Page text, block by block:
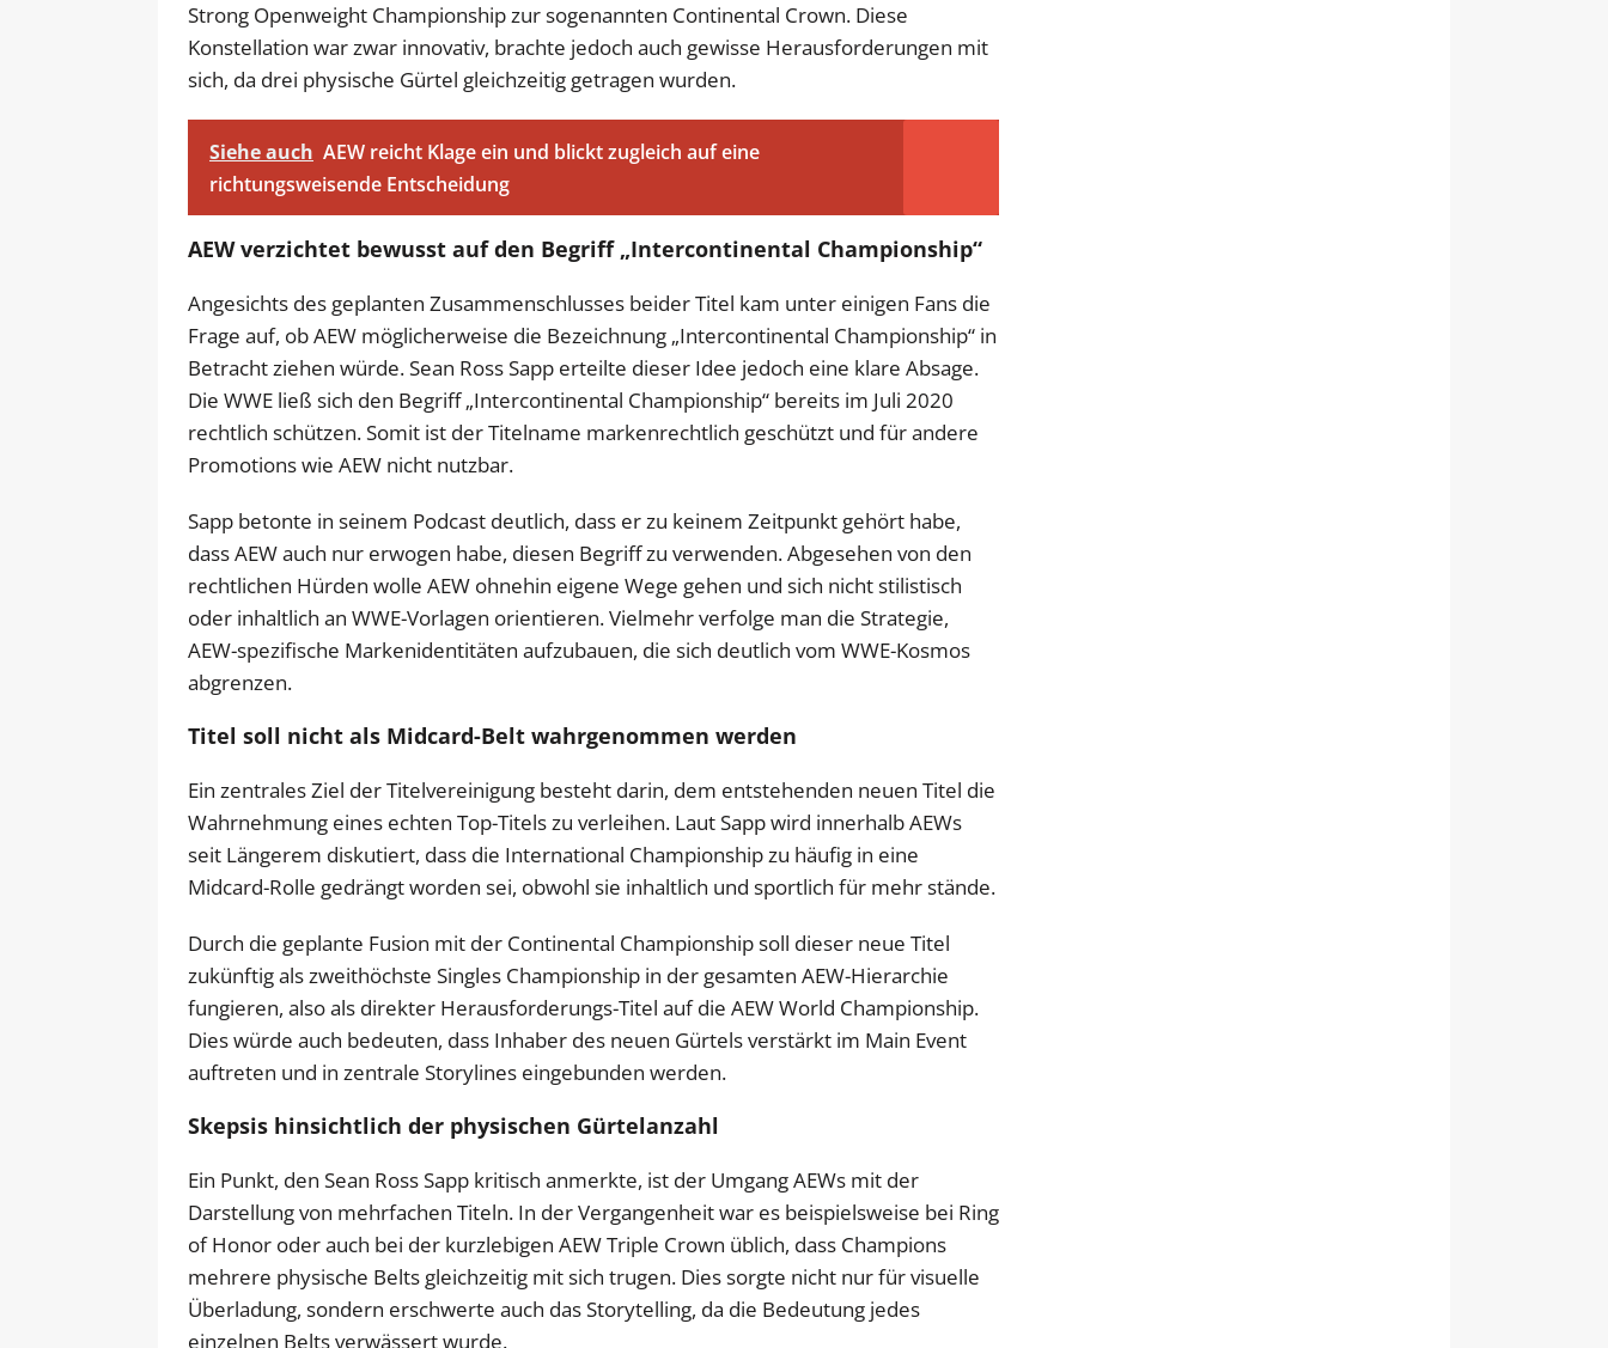
Strong Openweight Championship zur sogenannten Continental Crown. Diese
Konstellation war zwar innovativ, brachte jedoch auch gewisse Herausforderungen mit
sich, da drei physische Gürtel gleichzeitig getragen wurden.
Siehe auch AEW reicht Klage ein und blickt zugleich auf eine
richtungsweisende Entscheidung
AEW verzichtet bewusst auf den Begriff „Intercontinental Championship“
Angesichts des geplanten Zusammenschlusses beider Titel kam unter einigen Fans die
Frage auf, ob AEW möglicherweise die Bezeichnung „Intercontinental Championship“ in
Betracht ziehen würde. Sean Ross Sapp erteilte dieser Idee jedoch eine klare Absage.
Die WWE ließ sich den Begriff „Intercontinental Championship“ bereits im Juli 2020
rechtlich schützen. Somit ist der Titelname markenrechtlich geschützt und für andere
Promotions wie AEW nicht nutzbar.
Sapp betonte in seinem Podcast deutlich, dass er zu keinem Zeitpunkt gehört habe,
dass AEW auch nur erwogen habe, diesen Begriff zu verwenden. Abgesehen von den
rechtlichen Hürden wolle AEW ohnehin eigene Wege gehen und sich nicht stilistisch
oder inhaltlich an WWE-Vorlagen orientieren. Vielmehr verfolge man die Strategie,
AEW-spezifische Markenidentitäten aufzubauen, die sich deutlich vom WWE-Kosmos
abgrenzen.
Titel soll nicht als Midcard-Belt wahrgenommen werden
Ein zentrales Ziel der Titelvereinigung besteht darin, dem entstehenden neuen Titel die
Wahrnehmung eines echten Top-Titels zu verleihen. Laut Sapp wird innerhalb AEWs
seit Längerem diskutiert, dass die International Championship zu häufig in eine
Midcard-Rolle gedrängt worden sei, obwohl sie inhaltlich und sportlich für mehr stände.
Durch die geplante Fusion mit der Continental Championship soll dieser neue Titel
zukünftig als zweithöchste Singles Championship in der gesamten AEW-Hierarchie
fungieren, also als direkter Herausforderungs-Titel auf die AEW World Championship.
Dies würde auch bedeuten, dass Inhaber des neuen Gürtels verstärkt im Main Event
auftreten und in zentrale Storylines eingebunden werden.
Skepsis hinsichtlich der physischen Gürtelanzahl
Ein Punkt, den Sean Ross Sapp kritisch anmerkte, ist der Umgang AEWs mit der
Darstellung von mehrfachen Titeln. In der Vergangenheit war es beispielsweise bei Ring
of Honor oder auch bei der kurzlebigen AEW Triple Crown üblich, dass Champions
mehrere physische Belts gleichzeitig mit sich trugen. Dies sorgte nicht nur für visuelle
Überladung, sondern erschwerte auch das Storytelling, da die Bedeutung jedes
einzelnen Belts verwässert wurde.